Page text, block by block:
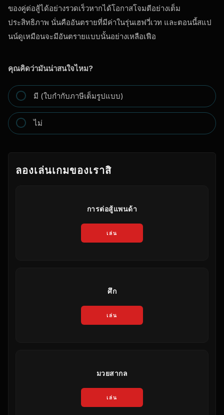
ของคู่ต่อสู้ได้อย่างรวดเร็วหากได้โอกาสโจมตีอย่างเต็ม
ประสิทธิภาพ นั่นคืออันตรายที่มีค่าในรุ่นเฮฟวี่เวท และตอนนี้สแป
นน์ดูเหมือนจะมีอันตรายแบบนั้นอย่างเหลือเฟือ
คุณคิดว่ามันน่าสนใจไหม?
มี (ใบกำกับภาษีเต็มรูปแบบ)
ไม่
ลองเล่นเกมของเราสิ
การต่อสู้แพนด้า
เล่น
ศึก
เล่น
มวยสากล
เล่น